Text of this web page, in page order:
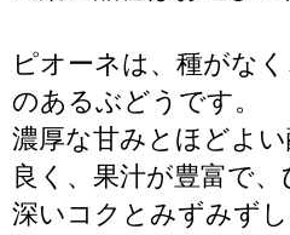
ピオーネは、種がな
のあるぶどうです。
濃厚な甘みとほどよ
良く、果汁が豊富で
深いコクとみずみず